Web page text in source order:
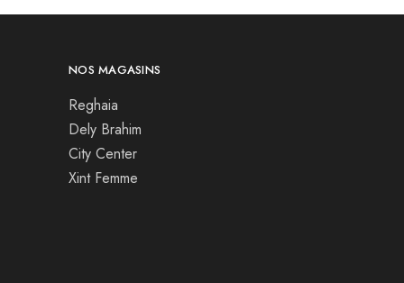
NOS MAGASINS
Reghaia
Dely Brahim
City Center
Xint Femme